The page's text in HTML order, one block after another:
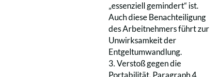
„essenziell gemindert“ ist.
Auch diese Benachteiligung
des Arbeitnehmers führt zur
Unwirksamkeit der
Entgeltumwandlung.
3. Verstoß gegen die
Portabilität, Paragraph 4